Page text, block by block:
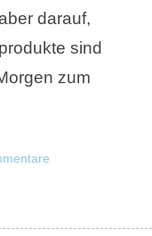
darauf,
sind
zum